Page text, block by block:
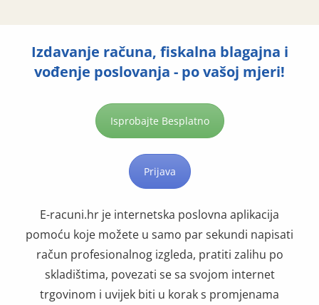
Izdavanje računa, fiskalna blagajna i
vođenje poslovanja - po vašoj mjeri!
Isprobajte Besplatno
Prijava
E-racuni.hr je internetska poslovna aplikacija
pomoću koje možete u samo par sekundi napisati
račun profesionalnog izgleda, pratiti zalihu po
skladištima, povezati se sa svojom internet
trgovinom i uvijek biti u korak s promjenama